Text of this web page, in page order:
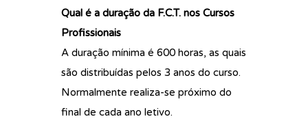
Qual é a duração da F.C.T. nos Cursos
Profissionais
A duração mínima é 600 horas, as quais
são distribuídas pelos 3 anos do curso.
Normalmente realiza-se próximo do
final de cada ano letivo.